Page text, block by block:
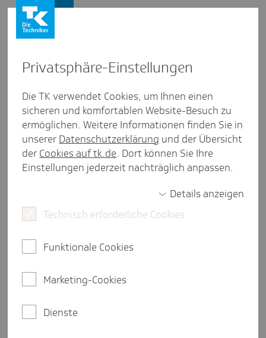
TK-Posi­tion - Impulse für eine
zukunfts­si­chere Versor­gung in
Meck­len­burg-Vorpom­mern
Posi­tion aus Meck­len­burg-Vorpom­mern
Die medizinische Versorgung der Menschen in
Mecklenburg-Vorpommern wird in zehn Jahren
noch besser sein als gegenwärtig. Dafür muss die
gesundheitspolitische Gesetzgebung auf
Landesebene flankiert werden.
weniger als eine Minute Lesezeit
Presse und Politik Medizinische Versorgung
Privat­sphäre-Einstel­lungen
Die TK verwendet Cookies, um Ihnen einen
sicheren und komfortablen Website-Besuch zu
ermöglichen. Weitere Informationen finden Sie in
unserer Datenschutzerklärung und der Übersicht
der Cookies auf tk.de. Dort können Sie Ihre
Einstellungen jederzeit nachträglich anpassen.
Details anzeigen
Technisch erforderliche Cookies
Funktionale Cookies
Marketing-Cookies
Dienste